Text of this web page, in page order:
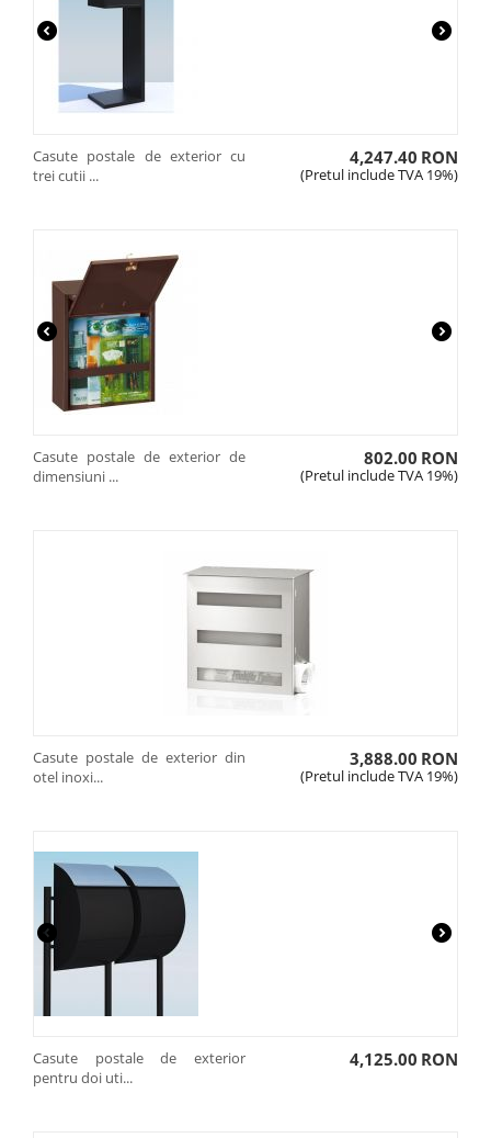
Casute postale de exterior cu
trei cutii ...
4,247.40 RON
(Pretul include TVA 19%)
Casute postale de exterior de
dimensiuni ...
802.00 RON
(Pretul include TVA 19%)
Casute postale de exterior din
otel inoxi...
3,888.00 RON
(Pretul include TVA 19%)
Casute postale de exterior
pentru doi uti...
4,125.00 RON